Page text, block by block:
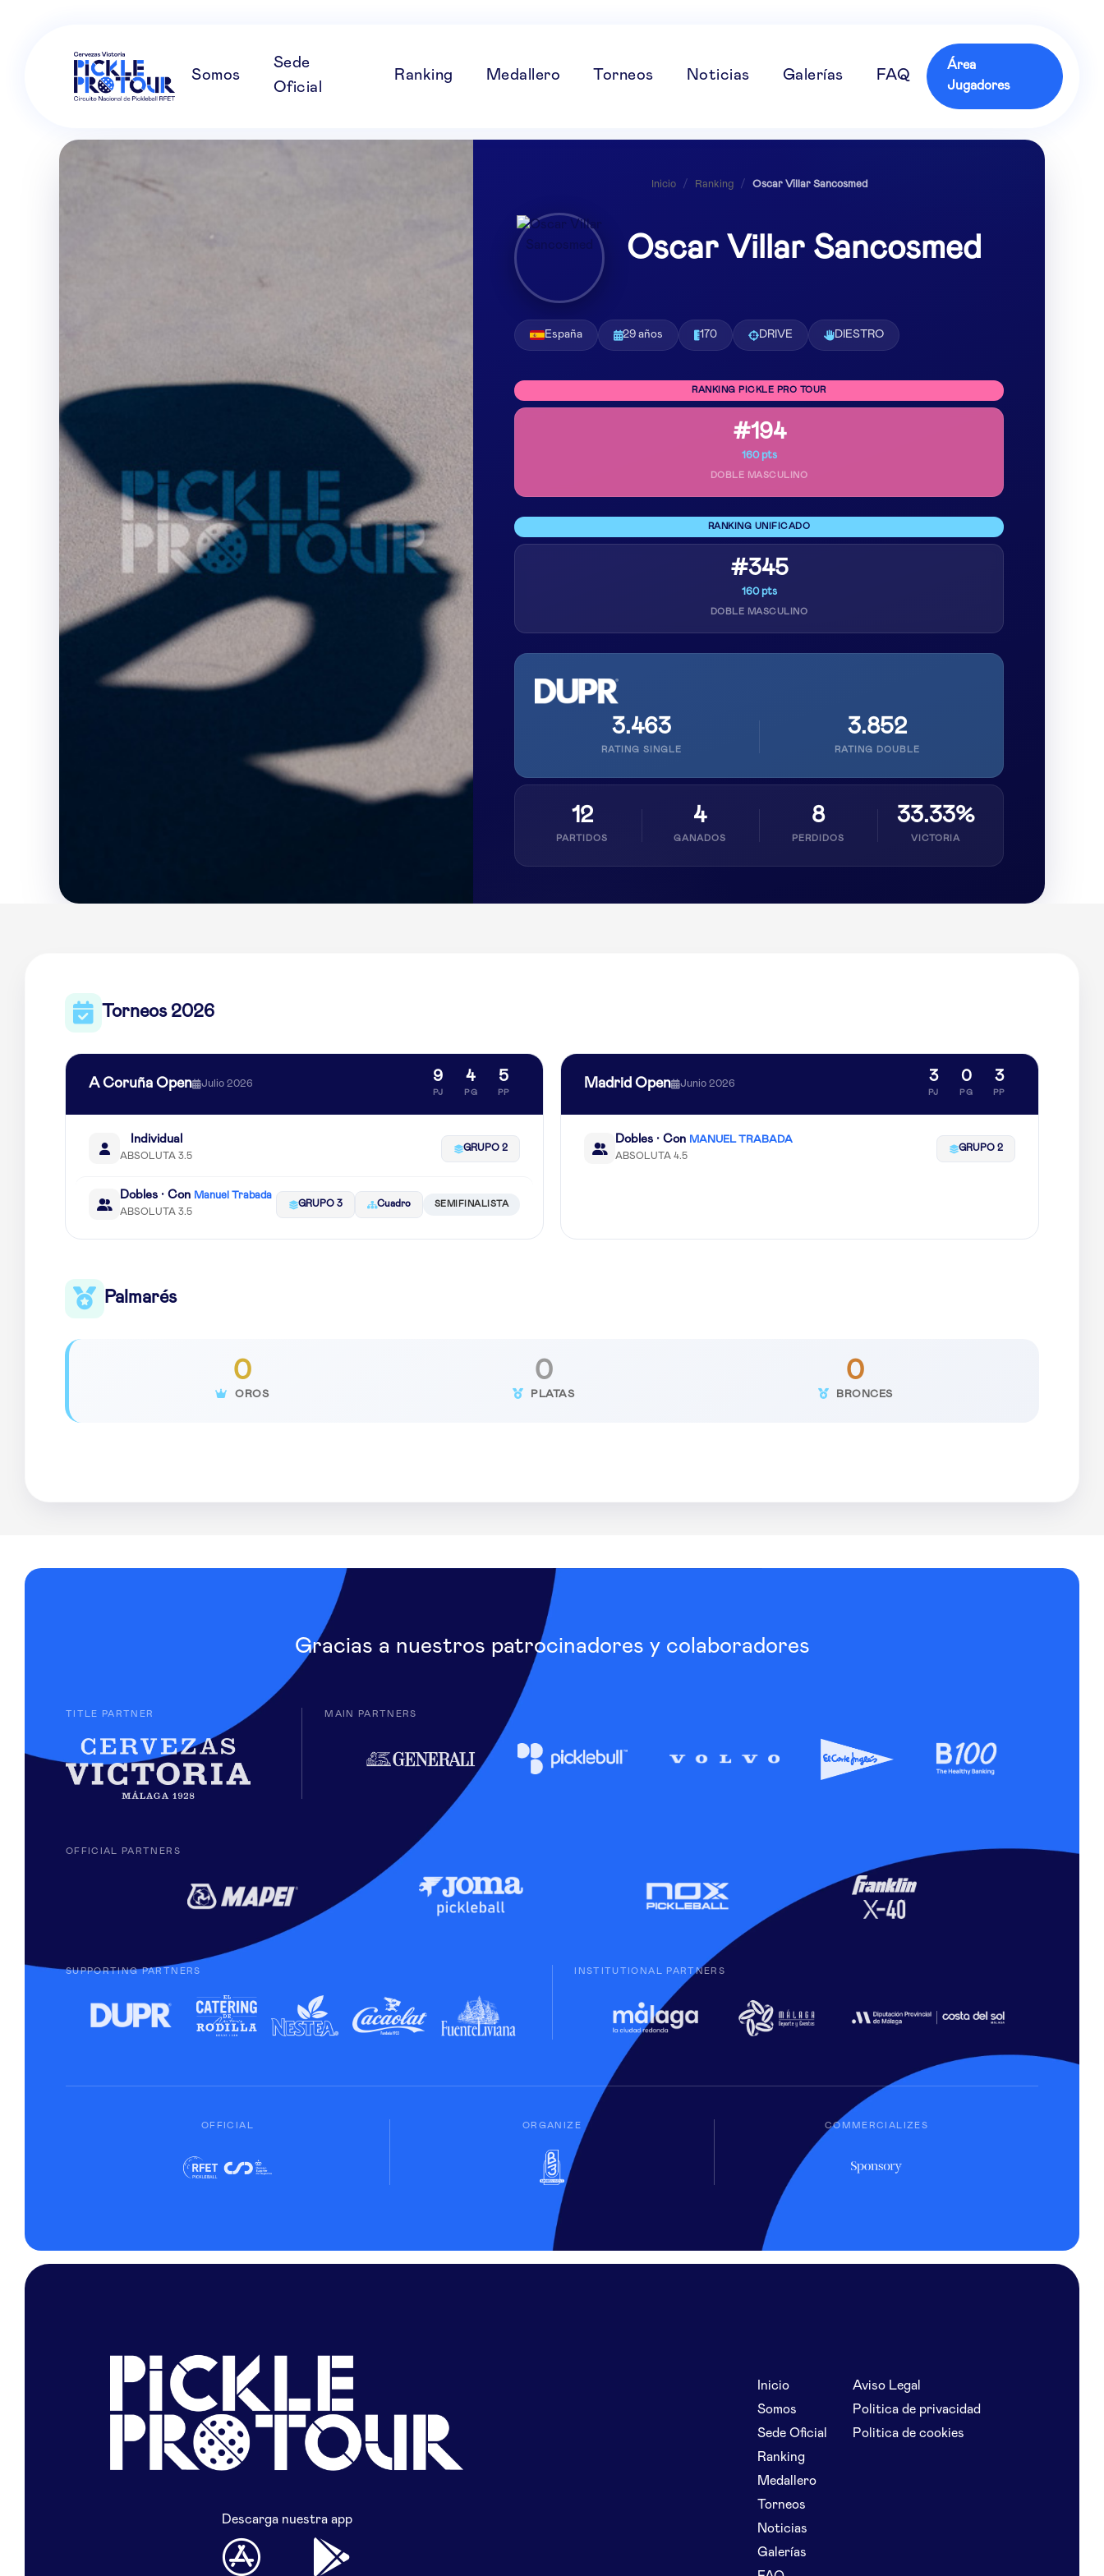
Somos
Sede
Oficial
Ranking Medallero Torneos Noticias Galerías FAQ
Área
Jugadores
Inicio / Ranking / Oscar Villar Sancosmed
Oscar Villar Sancosmed
España 29 años 170 DRIVE DIESTRO
RANKING PICKLE PRO TOUR
#194
160 pts
DOBLE MASCULINO
RANKING UNIFICADO
#345
160 pts
DOBLE MASCULINO
3.463
RATING SINGLE
3.852
RATING DOUBLE
12
PARTIDOS
4
GANADOS
8
PERDIDOS
33.33%
VICTORIA
Torneos 2026
A Coruña Open Julio 2026 9
PJ
4
PG
5
PP
Individual
ABSOLUTA 3.5
GRUPO 2
Dobles · Con Manuel Trabada
ABSOLUTA 3.5
GRUPO 3 Cuadro SEMIFINALISTA
Madrid Open Junio 2026 3
PJ
0
PG
3
PP
Dobles · Con MANUEL TRABADA
ABSOLUTA 4.5
GRUPO 2
Palmarés
0
OROS
0
PLATAS
0
BRONCES
Gracias a nuestros patrocinadores y colaboradores
TITLE PARTNER MAIN PARTNERS
OFFICIAL PARTNERS
SUPPORTING PARTNERS INSTITUTIONAL PARTNERS
OFFICIAL ORGANIZE COMMERCIALIZES
Descarga nuestra app
Inicio
Somos
Sede Oficial
Ranking
Medallero
Torneos
Noticias
Galerías
Aviso Legal
Politica de privacidad
Politica de cookies